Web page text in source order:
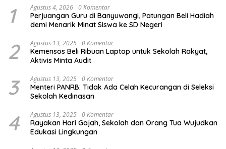
1 Agustus 4, 2026 0 Komentar
Perjuangan Guru di Banyuwangi, Patungan Beli Hadiah
demi Menarik Minat Siswa ke SD Negeri
2 Agustus 13, 2025 0 Komentar
Kemensos Beli Ribuan Laptop untuk Sekolah Rakyat,
Aktivis Minta Audit
3 Agustus 13, 2025 0 Komentar
Menteri PANRB: Tidak Ada Celah Kecurangan di Seleksi
Sekolah Kedinasan
4 Agustus 13, 2025 0 Komentar
Rayakan Hari Gajah, Sekolah dan Orang Tua Wujudkan
Edukasi Lingkungan